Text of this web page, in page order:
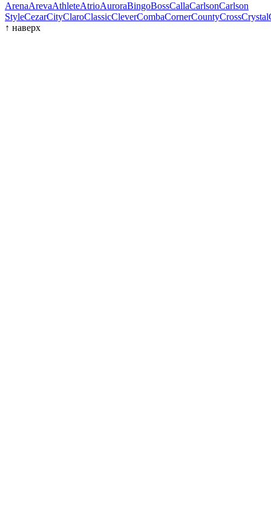
ArenaArevaAthleteAtrioAuroraBingoBossCallaCarlsonCarlson
StyleCezarCityClaroClassicCleverCombaCornerCountyCrossCrystal
↑ наверх